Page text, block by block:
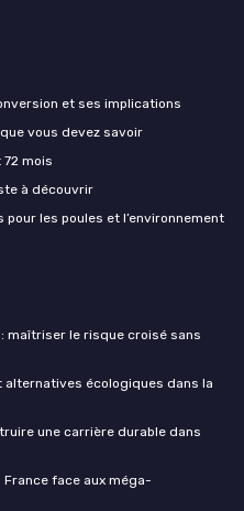
et ses implications
vous devez savoir
mois
à découvrir
les poules et l’environnement
maîtriser le risque croisé sans
alternatives écologiques dans la
une carrière durable dans
face aux méga-